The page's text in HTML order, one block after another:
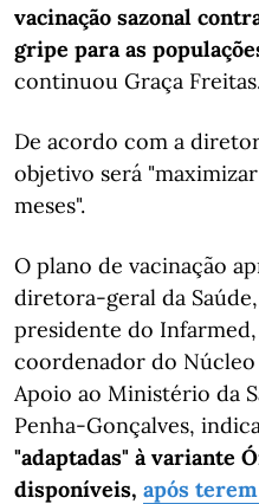
vacinação sazonal
gripe para as
continuou Graça
De acordo com a
objetivo será
meses".
O plano de vacinação
diretora-geral da
presidente do
coordenador do
Apoio ao Ministério da
Penha-Gonçalves,
"adaptadas" à variante
disponíveis, após